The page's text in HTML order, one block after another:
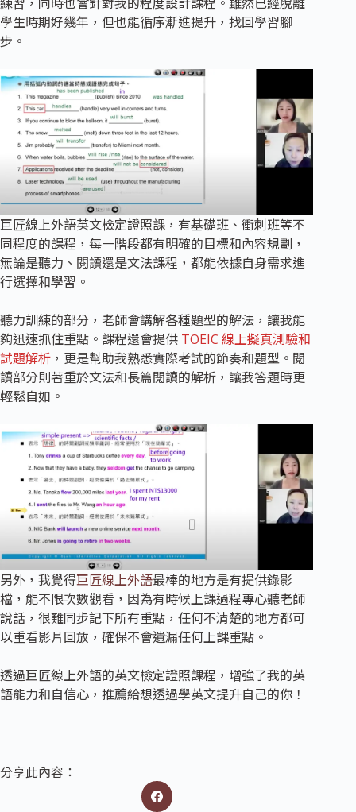
學生時期好幾年，但也能循序漸進提升，找回學習腳
步。
巨匠線上外語英文檢定證照課，有基礎班、衝刺班等不
同程度的課程，每一階段都有明確的目標和內容規劃，
無論是聽力、閱讀還是文法課程，都能依據自身需求進
行選擇和學習。
聽力訓練的部分，老師會講解各種題型的解法，讓我能
夠迅速抓住重點。課程還會提供 TOEIC 線上擬真測驗和
試題解析 ，更是幫助我熟悉實際考試的節奏和題型。閱
讀部分則著重於文法和長篇閱讀的解析，讓我答題時更
輕鬆自如。
另外，我覺得巨匠線上外語最棒的地方是有提供錄影
檔，能不限次數觀看，因為有時候上課過程專心聽老師
說話，很難同步記下所有重點，任何不清楚的地方都可
以重看影片回放，確保不會遺漏任何上課重點。
透過巨匠線上外語的英文檢定證照課程，增強了我的英
語能力和自信心，推薦給想透過學英文提升自己的你！
分享此內容：